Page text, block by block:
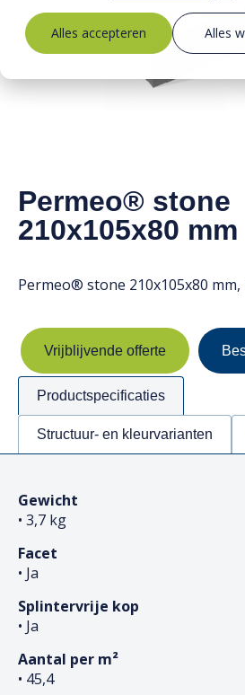
Alles accepteren
Alles
Bestekservice
MVO
Kernwaarden
Mission statement
Dieseltoeslag
Permeo® stone
210x105x80 mm
Permeo® stone 210x105x80
Vrijblijvende offerte
Productspecificaties
Structuur- en kleurvarianten
Gewicht
• 3,7 kg
Facet
• Ja
Splintervrije kop
• Ja
Aantal per m²
• 45,4